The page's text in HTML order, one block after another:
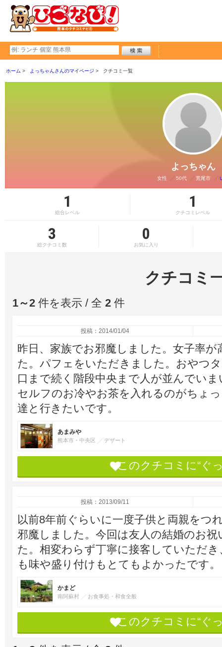
ホーム よっちゃんさんのマイページ クチコミ一覧
よっちゃん
女性 50代 荒尾市
1
総合レベル
1
クチコミレベル
3
総クチコミ数
0
お気に入り
クチコミ
1～2 件を表示 / 全 2 件
投稿：2014/01/04
昨日、家族でお邪魔しました。女子率
た。パフェをいただきました。おやつ
口まで続く階段中央まで人が並んでい
セルフのお冷やお茶を入れるのがちょ
達と行きたいです。
あまみや
熊本市・中央区 デザート
このクチコミに“ぐ
投稿：2013/09/11
以前8年前ぐらいに一度子供と両親をつ
邪魔しました。今回は友人の結婚のお
た。相変わらず丁寧に接客していただ
も味や盛り付けもとてもよかったです
かまど
南阿蘇村 お食事処・和食全般
このクチコミに“ぐ